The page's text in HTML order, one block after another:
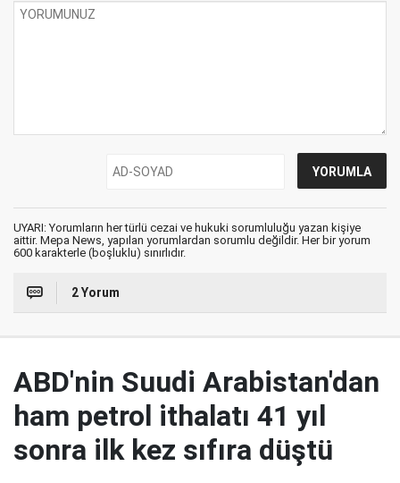
UYARI: Yorumların her türlü cezai ve hukuki sorumluluğu yazan kişiye
aittir. Mepa News, yapılan yorumlardan sorumlu değildir. Her bir yorum
600 karakterle (boşluklu) sınırlıdır.
2 Yorum
ABD'nin Suudi Arabistan'dan
ham petrol ithalatı 41 yıl
sonra ilk kez sıfıra düştü